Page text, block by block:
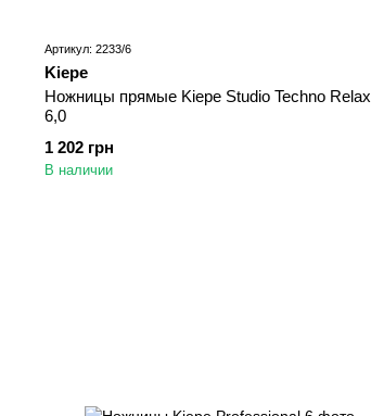
Артикул: 2233/6
Kiepe
Ножницы прямые Kiepe Studio Techno Relax
6,0
1 202 грн
В наличии